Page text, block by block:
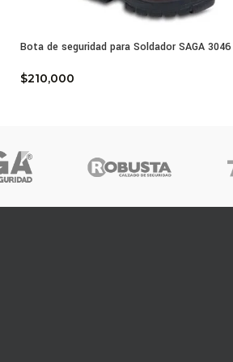
Banda elástica con
Diseño ergonómico,
Resistente a radiación
Peso 88g.
La Monogafa
adaptándose a tus
un peso de 88 g, es
Confía en la calidad y
EVEREST AF Clara y
Bota de seguridad para Soldador SAGA 3046
$210,000